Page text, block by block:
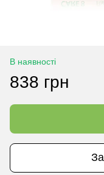
В наявності
838 грн